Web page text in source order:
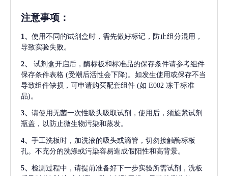
注意事项 ：
1、 使用不同的试剂盒时，需先做好标记，防止组分混用，
导致实验失败。
2、
试剂盒开启后，酶标板和标准品的保存条件请参考组件
保存条件表格 (受潮后活性会下降)。如发生使用或保存不当
导致组件缺损，可申请购买配套组件 (如 E002 冻干标准
品)。
3、 请使用无菌一次性吸头吸取试剂，使用后，须旋紧试剂
瓶盖，以防止微生物污染和蒸发。
4、 手工洗板时，加洗液的吸头或滴管，切勿接触酶标板
孔。不充分的洗涤或污染容易造成假阳性和高背景。
5、 检测过程中，请提前准备好下一步实验所需试剂，洗板